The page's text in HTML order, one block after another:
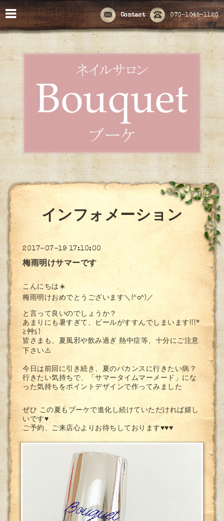
070-1045-1120
Contact
インフォメーション
2017-07-19 17:10:00
梅雨明けサマーです
こんにちは☀️
梅雨明けおめでとうございます＼(^o^)／
と言って良いのでしょうか？
あまりにも暑すぎて、ビールがすすんでしまいます(((*
≧艸≦)
皆さまも、夏風邪や飲み過ぎ 熱中症等、十分にご注意
下さい⚠️
今日は前回に引き続き、夏のバカンスに行きたい病？
行きたい気持ちで、「サマータイムマーメード」にな
った気持ちをポイントデザインで作ってみました
ぜひ この夏もブーケで進化し続けていただければ嬉し
いです♥️
ご予約、ご来店心よりお待ちしております♥️♥️♥️